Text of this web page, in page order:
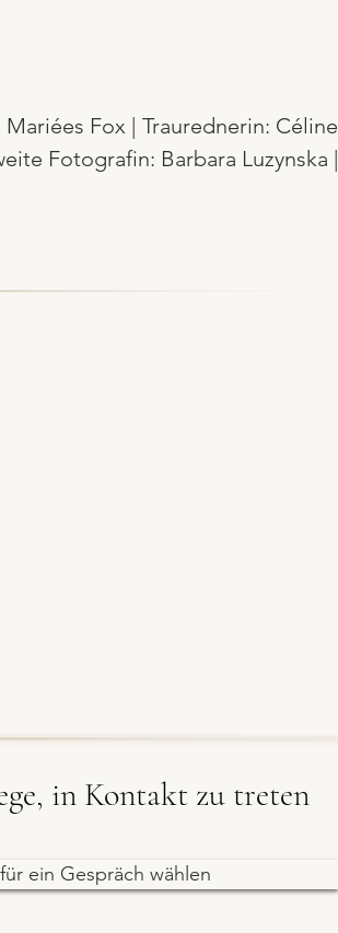
Fox | Traurednerin: Céline
Fotografin: Barbara Luzynska |
in Kontakt zu treten
ein Gespräch wählen